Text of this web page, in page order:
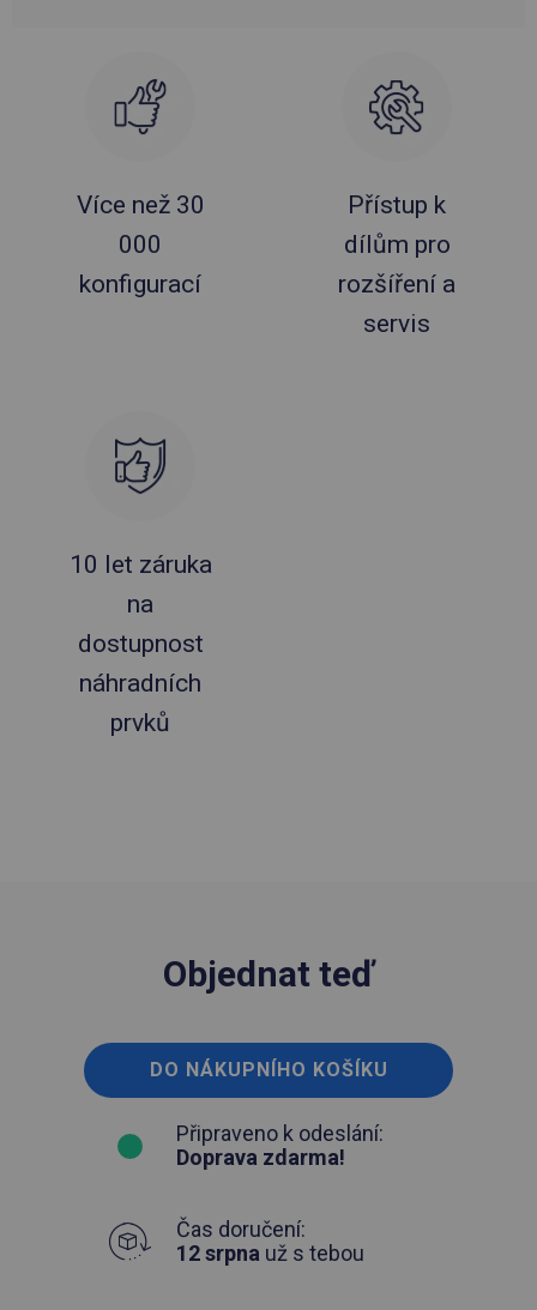
Více než 30
000
konfigurací
Přístup k
dílům pro
rozšíření a
servis
10 let záruka
na
dostupnost
náhradních
prvků
Objednat teď
DO NÁKUPNÍHO KOŠÍKU
Připraveno k odeslání:
Doprava zdarma!
Čas doručení:
12 srpna už s tebou